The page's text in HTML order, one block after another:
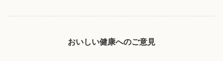
おいしい健康へのご意見